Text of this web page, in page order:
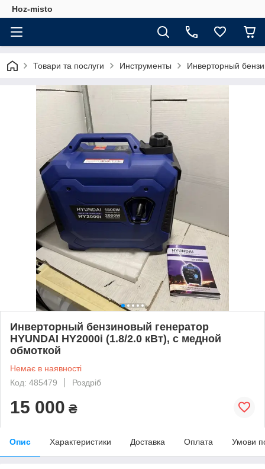
Hoz-misto
Товари та послуги Инструменты Инверторный
Инверторный бензиновый генератор
HYUNDAI HY2000i (1.8/2.0 кВт), с медной
обмоткой
Немає в наявності
Код: 485479
Роздріб
15 000 ₴
Опис Характеристики Доставка Оплата Умови